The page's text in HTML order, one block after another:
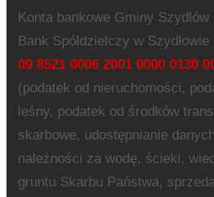
Konta bankowe Gminy Szydłów
Bank Spółdzielczy w Szydłowie
09 8521 0006 2001 0000 0130
(podatek od nieruchomości,
leśny, podatek od środków
skarbowe, udostępnianie
należności za wodę, ścieki,
gruntu Skarbu Państwa,